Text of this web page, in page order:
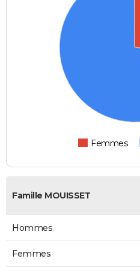
Femmes
Famille MOUISSET
Hommes
Femmes